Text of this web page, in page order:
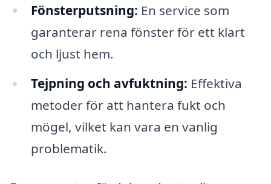
Fönsterputsning: En service som
garanterar rena fönster för ett klart
och ljust hem.
Tejpning och avfuktning: Effektiva
metoder för att hantera fukt och
mögel, vilket kan vara en vanlig
problematik.